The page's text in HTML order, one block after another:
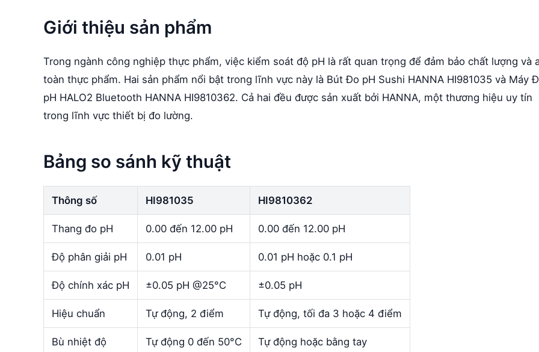
Giới thiệu sản phẩm
Trong ngành công nghiệp thực phẩm, việc kiểm soát độ pH là rất quan trọng để đảm bảo chất lượng và
toàn thực phẩm. Hai sản phẩm nổi bật trong lĩnh vực này là Bút Đo pH Sushi HANNA HI981035 và Máy
pH HALO2 Bluetooth HANNA HI9810362. Cả hai đều được sản xuất bởi HANNA, một thương hiệu uy tín
trong lĩnh vực thiết bị đo lường.
Bảng so sánh kỹ thuật
Thông số HI981035 HI9810362
Thang đo pH 0.00 đến 12.00 pH 0.00 đến 12.00 pH
Độ phân giải pH 0.01 pH 0.01 pH hoặc 0.1 pH
Độ chính xác pH ±0.05 pH @25°C ±0.05 pH
Hiệu chuẩn Tự động, 2 điểm Tự động, tối đa 3 hoặc 4 điểm
Bù nhiệt độ Tự động 0 đến 50°C Tự động hoặc bằng tay